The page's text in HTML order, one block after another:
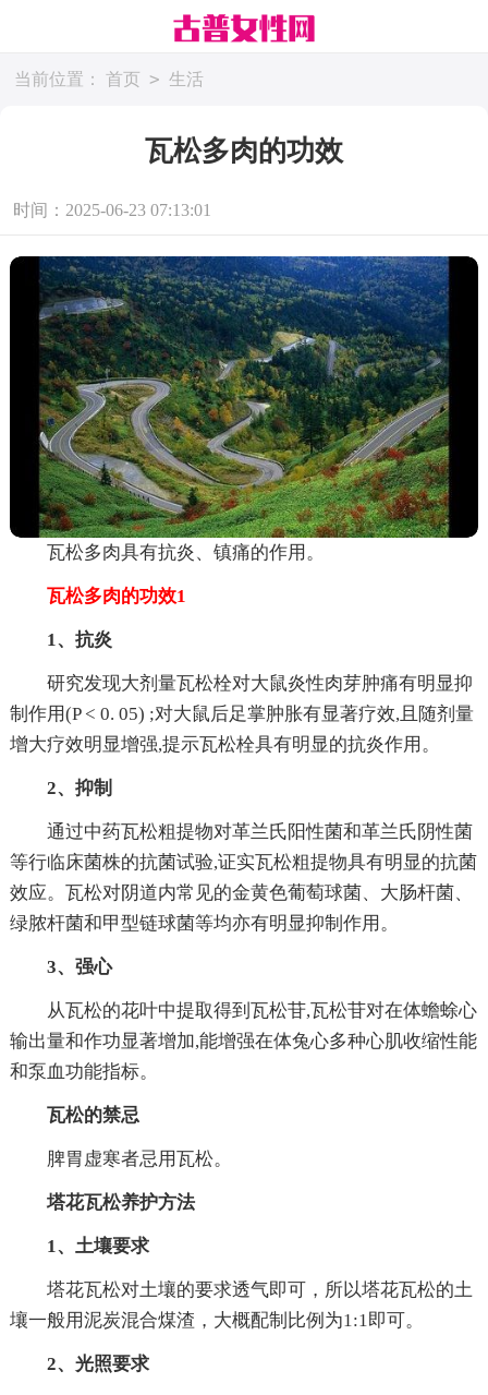
当前位置： 首页 > 生活
瓦松多肉的功效
时间：2025-06-23 07:13:01
瓦松多肉具有抗炎、镇痛的作用。
瓦松多肉的功效1
1、抗炎
研究发现大剂量瓦松栓对大鼠炎性肉芽肿痛有明显抑
制作用(P < 0. 05) ;对大鼠后足掌肿胀有显著疗效,且随剂量
增大疗效明显增强,提示瓦松栓具有明显的抗炎作用。
2、抑制
通过中药瓦松粗提物对革兰氏阳性菌和革兰氏阴性菌
等行临床菌株的抗菌试验,证实瓦松粗提物具有明显的抗菌
效应。瓦松对阴道内常见的金黄色葡萄球菌、大肠杆菌、
绿脓杆菌和甲型链球菌等均亦有明显抑制作用。
3、强心
从瓦松的花叶中提取得到瓦松苷,瓦松苷对在体蟾蜍心
输出量和作功显著增加,能增强在体兔心多种心肌收缩性能
和泵血功能指标。
瓦松的禁忌
脾胃虚寒者忌用瓦松。
塔花瓦松养护方法
1、土壤要求
塔花瓦松对土壤的要求透气即可，所以塔花瓦松的土
壤一般用泥炭混合煤渣，大概配制比例为1:1即可。
2、光照要求